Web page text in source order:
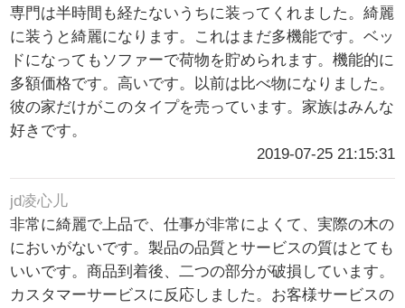
専門は半時間も経たないうちに装ってくれました。綺麗
に装うと綺麗になります。これはまだ多機能です。ベッ
ドになってもソファーで荷物を貯められます。機能的に
多額価格です。高いです。以前は比べ物になりました。
彼の家だけがこのタイプを売っています。家族はみんな
好きです。
2019-07-25 21:15:31
jd凌心儿
非常に綺麗で上品で、仕事が非常によくて、実際の木の
においがないです。製品の品質とサービスの質はとても
いいです。商品到着後、二つの部分が破損しています。
カスタマーサービスに反応しました。お客様サービスの